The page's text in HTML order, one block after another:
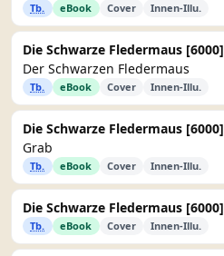
Tb. eBook Cover Innen-Illu.
Die Schwarze Fledermaus [6000]
Der Schwarzen Fledermaus
Tb. eBook Cover Innen-Illu.
Die Schwarze Fledermaus [6000]
Grab
Tb. eBook Cover Innen-Illu.
Die Schwarze Fledermaus [6000]
Tb. eBook Cover Innen-Illu.